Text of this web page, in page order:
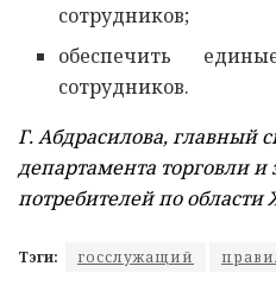
сотрудников;
обеспечить
сотрудников.
Г. Абдрасилова, главный
департамента торговли
потребителей по области
Тэги: госслужащий